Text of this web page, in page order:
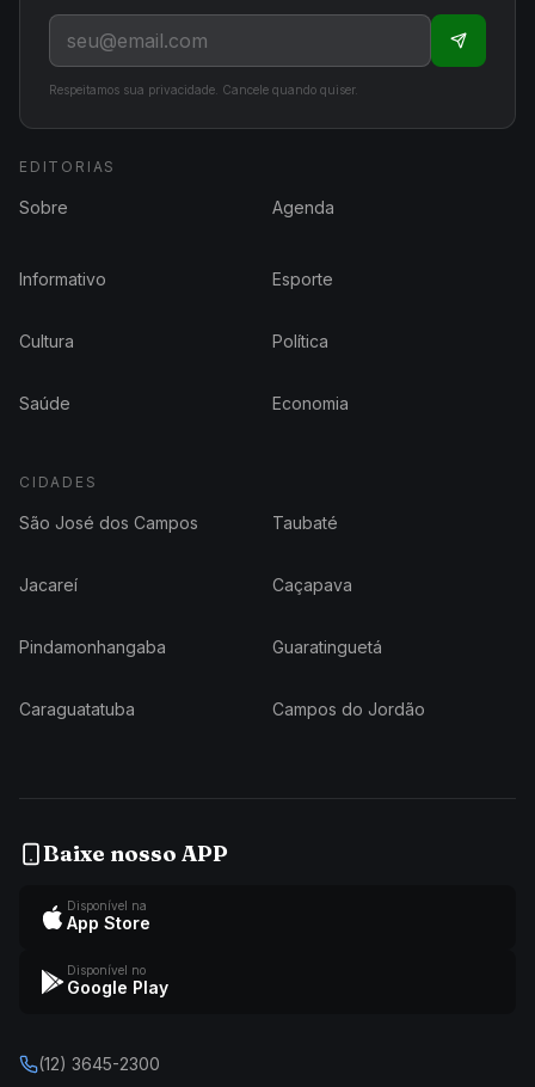
Respeitamos sua privacidade. Cancele quando quiser.
EDITORIAS
Sobre Agenda
Informativo Esporte
Cultura Política
Saúde Economia
CIDADES
São José dos Campos Taubaté
Jacareí Caçapava
Pindamonhangaba Guaratinguetá
Caraguatatuba Campos do Jordão
Baixe nosso APP
Disponível na
App Store
Disponível no
Google Play
(12) 3645-2300